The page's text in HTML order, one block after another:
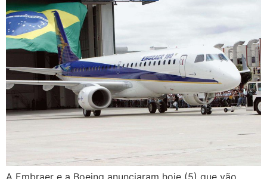
A Embraer e a Boeing anunciaram hoje (5) que vão